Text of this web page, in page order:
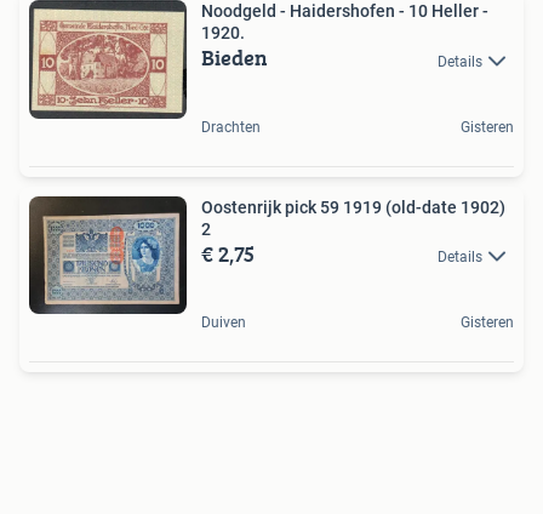
Noodgeld - Haidershofen - 10 Heller -
1920.
Bieden Details
Drachten Gisteren
Oostenrijk pick 59 1919 (old-date 1902)
2
€ 2,75 Details
Duiven Gisteren